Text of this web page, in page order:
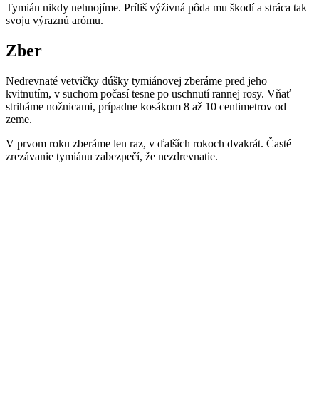
Tymián nikdy nehnojíme. Príliš výživná pôda mu škodí a stráca tak
svoju výraznú arómu.
Zber
Nedrevnaté vetvičky dúšky tymiánovej zberáme pred jeho
kvitnutím, v suchom počasí tesne po uschnutí rannej rosy. Vňať
striháme nožnicami, prípadne kosákom 8 až 10 centimetrov od
zeme.
V prvom roku zberáme len raz, v ďalších rokoch dvakrát. Časté
zrezávanie tymiánu zabezpečí, že nezdrevnatie.